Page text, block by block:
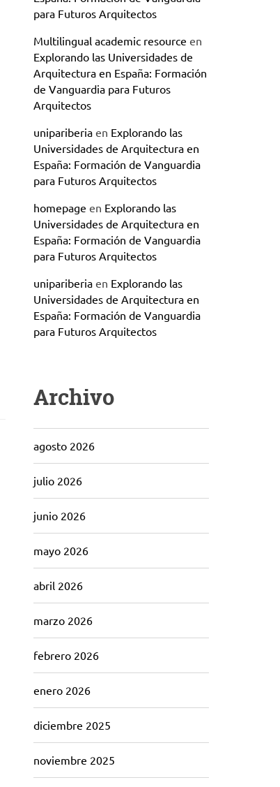
para Futuros Arquitectos
Multilingual academic resource en
Explorando las Universidades de
Arquitectura en España: Formación
de Vanguardia para Futuros
Arquitectos
unipariberiaen Explorando las
Universidades de Arquitectura en
España: Formación de Vanguardia
para Futuros Arquitectos
homepage en Explorando las
Universidades de Arquitectura en
España: Formación de Vanguardia
para Futuros Arquitectos
unipariberiaen Explorando las
Universidades de Arquitectura en
España: Formación de Vanguardia
para Futuros Arquitectos
Archivo
agosto 2026
julio 2026
junio 2026
mayo 2026
abril 2026
marzo 2026
febrero 2026
enero 2026
diciembre 2025
noviembre 2025